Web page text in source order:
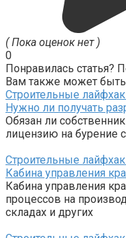
( Пока оценок нет )
0
Понравилась статья?
Вам также может быть
Строительные
Нужно ли получать
Обязан ли
лицензию на бурение
Строительные
Кабина управления
Кабина управления
процессов на
складах и других